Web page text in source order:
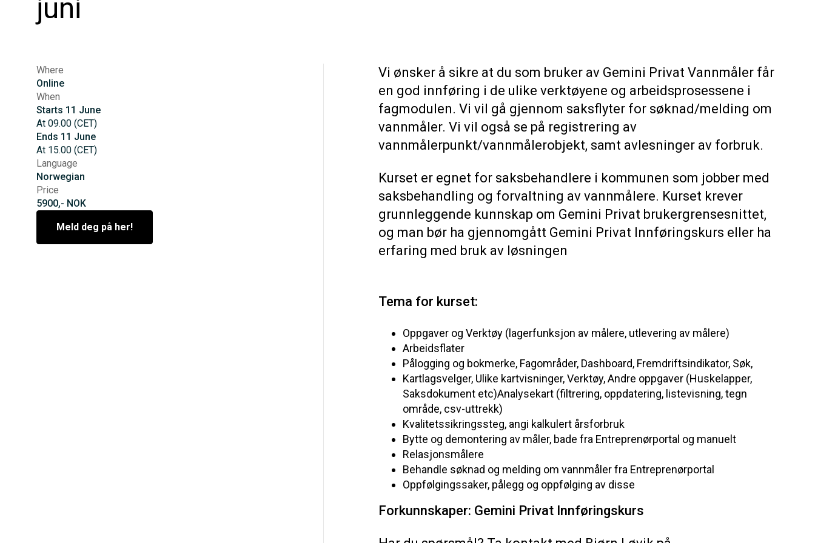
juni
Where
Online
When
Starts 11 June
At 09.00 (CET)
Ends 11 June
At 15.00 (CET)
Language
Norwegian
Price
5900,- NOK
Meld deg på her!
Vi ønsker å sikre at du som bruker av Gemini Privat Vannmåler får
en god innføring i de ulike verktøyene og arbeidsprosessene i
fagmodulen. Vi vil gå gjennom saksflyter for søknad/melding om
vannmåler. Vi vil også se på registrering av
vannmålerpunkt/vannmålerobjekt, samt avlesninger av forbruk.
Kurset er egnet for saksbehandlere i kommunen som jobber med
saksbehandling og forvaltning av vannmålere. Kurset krever
grunnleggende kunnskap om Gemini Privat brukergrensesnittet,
og man bør ha gjennomgått Gemini Privat Innføringskurs eller ha
erfaring med bruk av løsningen
Tema for kurset:
Oppgaver og Verktøy ( lagerfunksjon av målere, utlevering av målere)
Arbeidsflater
Pålogging og bokmerke, Fagområder, Dashboard, Fremdriftsindikator, Søk,
Kartlagsvelger, Ulike kartvisninger,Verktøy, Andre oppgaver (Huskelapper,
Saksdokument etc)Analysekart (filtrering, oppdatering, listevisning,tegn
område, csv-uttrekk)
Kvalitetssikringssteg, angi kalkulert årsforbruk
Bytte og demontering av måler, bade fra Entreprenørportal og manuelt
Relasjonsmålere
Behandle søknad og melding om vannmålerfra Entreprenørportal
Oppfølgingssaker, pålegg og oppfølging av disse
Forkunnskaper: Gemini Privat Innføringskurs